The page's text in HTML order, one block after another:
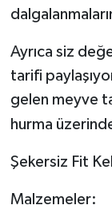
Ayrıca siz
tarifi
gelen meyve
hurma
Şekersiz Fit
Malzemeler: